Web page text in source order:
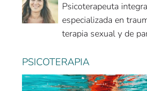
Psicoterapeuta
especializada en
terapia sexual y de
PSICOTERAPIA